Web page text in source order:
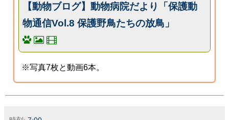
【動物ブログ】動物病院だより「保護動
物通信Vol.8 保護野鳥たちの放鳥」
※写真7枚と動画6本。